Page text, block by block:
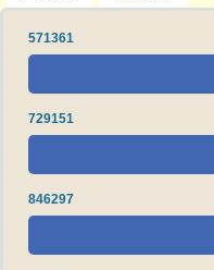
571361
729151
846297